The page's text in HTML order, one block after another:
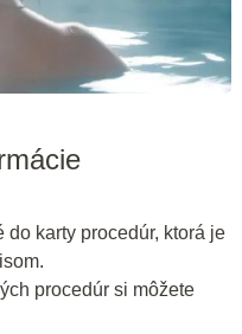
karty procedúr, ktorá je
procedúr si môžete